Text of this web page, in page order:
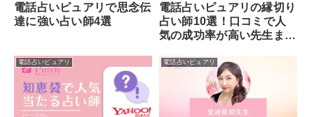
電話占いピュアリで思念伝
達に強い占い師4選
電話占いピュアリの縁切り
占い師10選！口コミで人
気の成功率が高い先生まと
電話占いピュアリ 電話占いピュアリ